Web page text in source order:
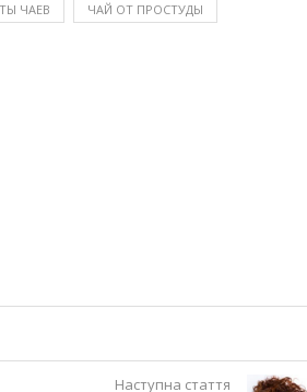
ЧАЕВ ЧАЙ ОТ ПРОСТУДЫ
Наступна стаття